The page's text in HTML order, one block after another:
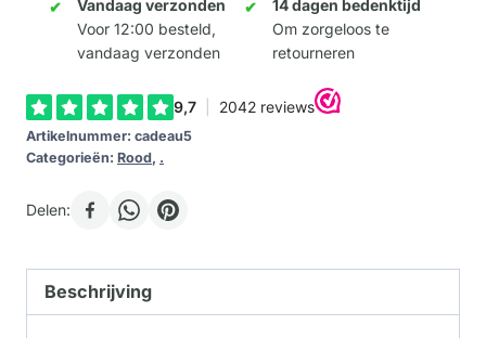
Vandaag verzonden
Voor 12:00 besteld,
vandaag verzonden
14 dagen bedenktijd
Om zorgeloos te
retourneren
Artikelnummer: cadeau5
Categorieën: Rood, .
Delen:
Beschrijving